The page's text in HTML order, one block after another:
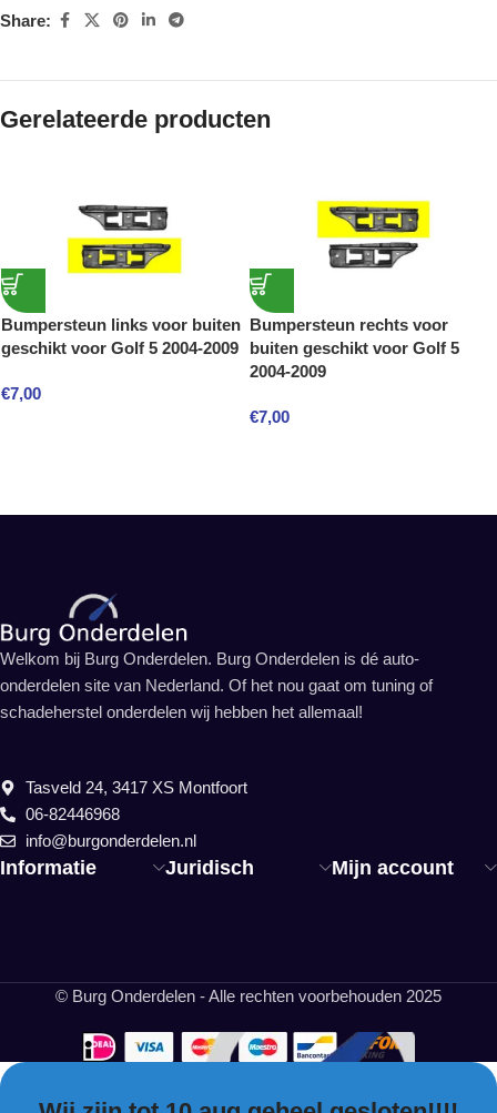
Share:
Gerelateerde producten
Bumpersteun links voor buiten
geschikt voor Golf 5 2004-2009
€7,00
Bumpersteun rechts voor
buiten geschikt voor Golf 5
2004-2009
€7,00
Informatie Juridisch Mijn account
Welkom bij Burg Onderdelen. Burg Onderdelen is dé auto-
onderdelen site van Nederland. Of het nou gaat om tuning of
schadeherstel onderdelen wij hebben het allemaal!
Tasveld 24, 3417 XS Montfoort
06-82446968
info@burgonderdelen.nl
© Burg Onderdelen - Alle rechten voorbehouden 2025